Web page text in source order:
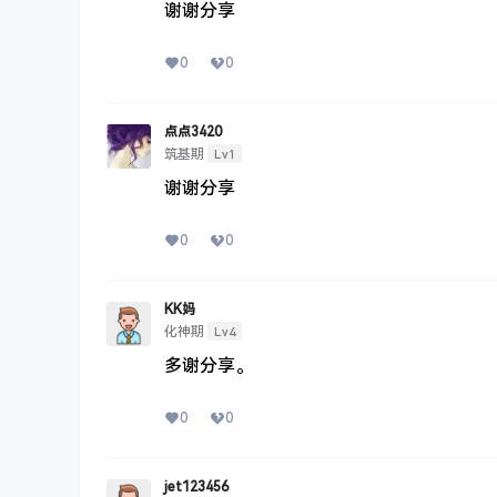
谢谢分享
0 0
点点3420
筑基期
Lv1
谢谢分享
0 0
KK妈
化神期
Lv4
多谢分享。
0 0
jet123456